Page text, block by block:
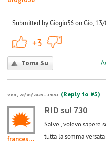
Submitted by Giogio56 on Gio,
+3
Torna Su
Ven, 28/04/2023 - 14:31 (Reply to #5)
francesco170
RID sul 730
Salve , volevo sapere
tutta la somma